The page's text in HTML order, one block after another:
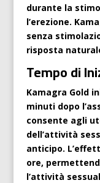
durante la
l’erezione.
senza
risposta
Tempo di
Kamagra Gold
minuti dopo
consente agli
dell’attività
anticipo.
ore,
l’attività